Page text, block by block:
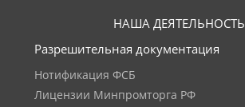
НАША ДЕЯТЕЛЬНОСТЬ
Разрешительная документация
Нотификация ФСБ
Лицензии Минпромторга РФ